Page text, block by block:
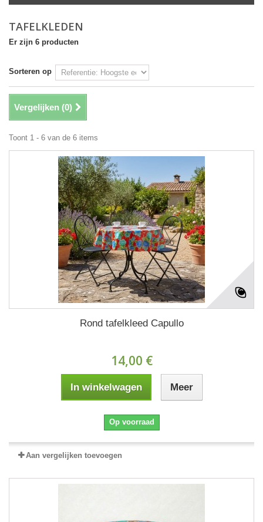
TAFELKLEDEN
Er zijn 6 producten
Sorteren op
Vergelijken (0)
Toont 1 - 6 van de 6 items
Rond tafelkleed Capullo
14,00 €
In winkelwagen Meer
Op voorraad
Aan vergelijken toevoegen